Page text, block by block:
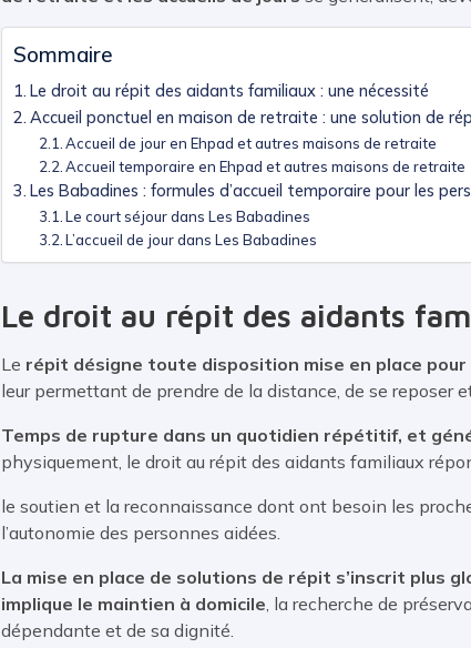
Sommaire
Le droit au répit des aidants familiaux : une nécessité
Accueil ponctuel en maison de retraite : une solution de
Accueil de jour en Ehpad et autres maisons de retraite
Accueil temporaire en Ehpad et autres maisons de retraite
Les Babadines : formules d’accueil temporaire pour les
Le court séjour dans Les Babadines
L’accueil de jour dans Les Babadines
Le droit au répit des aidants
Le répit désigne toute disposition mise en place
leur permettant de prendre de la distance, de se reposer
Temps de rupture dans un quotidien répétitif, et
physiquement, le droit au répit des aidants familiaux
le soutien et la reconnaissance dont ont besoin les
l’autonomie des personnes aidées.
La mise en place de solutions de répit s’inscrit plus
implique le maintien à domicile , la recherche de
dépendante et de sa dignité.